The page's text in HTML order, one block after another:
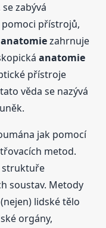
se zabývá
pomoci přístrojů,
anatomiezahrnuje
anatomie
přístroje
věda se nazývá
jak pomocí
metod.
struktuře
soustav. Metody
lidské tělo
orgány,